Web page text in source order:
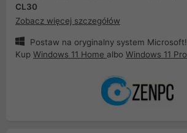
CL30
Zobacz więcej szczegółów
Postaw na oryginalny system Microsoft!
Kup Windows 11 Home albo Windows 11 Pro